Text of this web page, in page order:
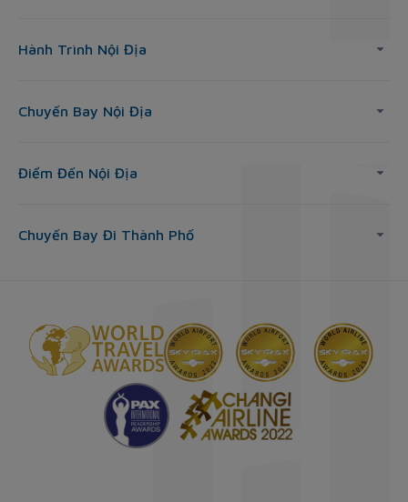
Hành Trình Nội Địa
Chuyến Bay Nội Địa
Điểm Đến Nội Địa
Chuyến Bay Đi Thành Phố